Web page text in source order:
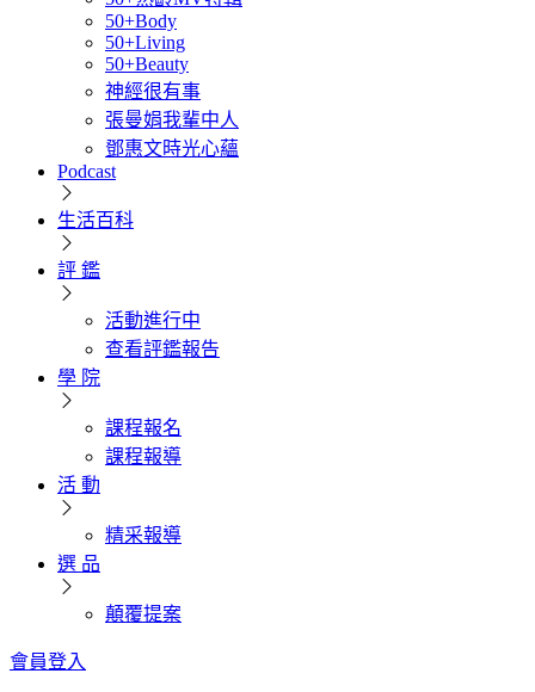
50+Body
50+Living
50+Beauty
神經很有事
張曼娟我輩中人
鄧惠文時光心蘊
Podcast
生活百科
評 鑑
活動進行中
查看評鑑報告
學 院
課程報名
課程報導
活 動
精采報導
選 品
顛覆提案
會員登入